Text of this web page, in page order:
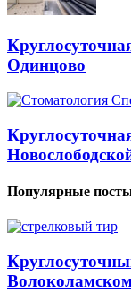
Одинцово
Популярные